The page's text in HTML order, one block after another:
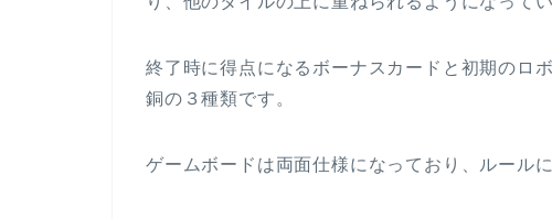
終了時に得点になるボーナスカードと初期のロ
銅の３種類です。
ゲームボードは両面仕様になっており、ルール